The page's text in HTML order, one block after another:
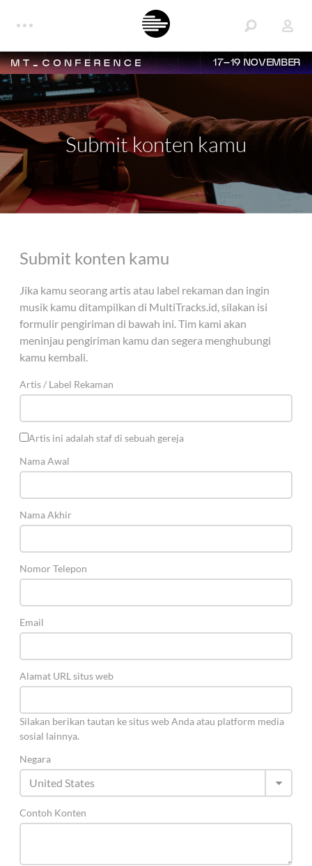
17–19 NOVEMBER
Submit konten kamu
Submit konten kamu
Jika kamu seorang artis atau label rekaman dan ingin
musik kamu ditampilkan di MultiTracks.id, silakan isi
formulir pengiriman di bawah ini. Tim kami akan
meninjau pengiriman kamu dan segera menghubungi
kamu kembali.
Artis / Label Rekaman
Artis ini adalah staf di sebuah gereja
Nama Awal
Nama Akhir
Nomor Telepon
Email
Alamat URL situs web
Silakan berikan tautan ke situs web Anda atau platform media
sosial lainnya.
Negara
Contoh Konten